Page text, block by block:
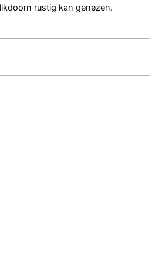
rustig kan genezen.